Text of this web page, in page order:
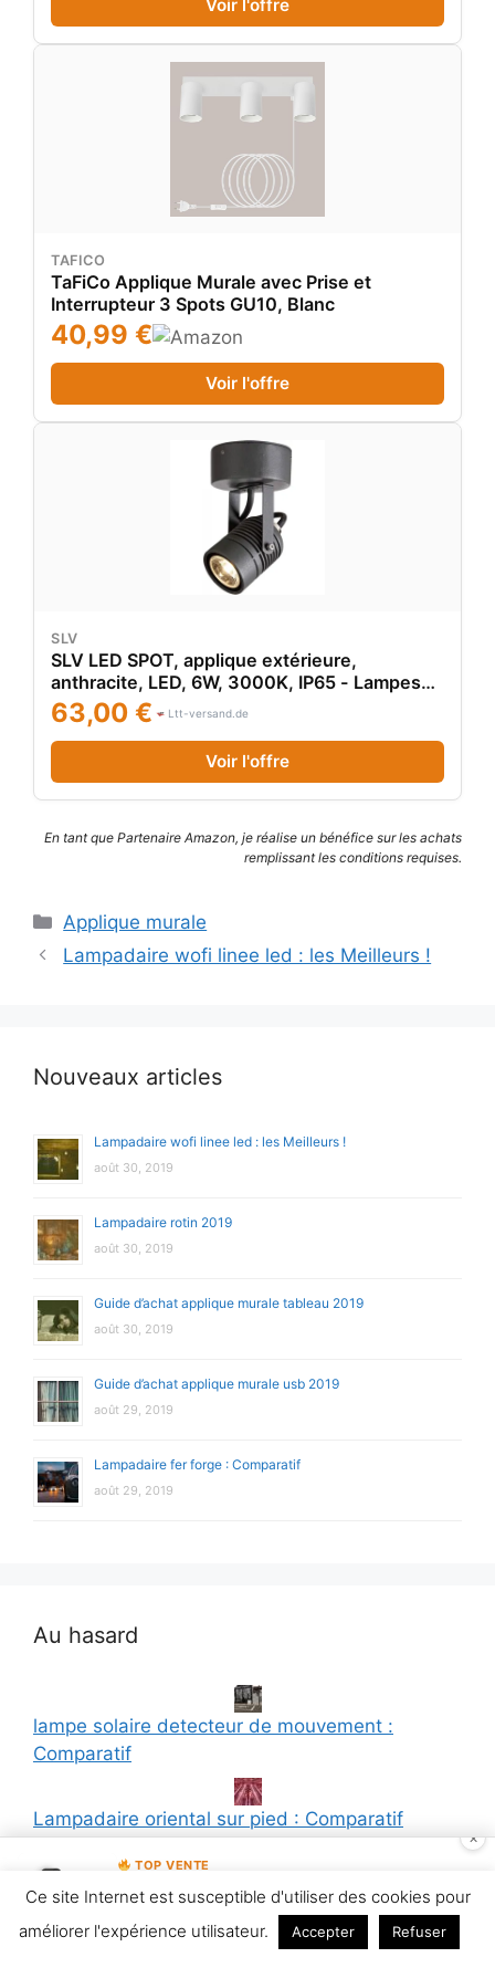
Voir l'offre
TAFICO
TaFiCo Applique Murale avec Prise et
Interrupteur 3 Spots GU10, Blanc
40,99 €
Voir l'offre
SLV
SLV LED SPOT, applique extérieure,
anthracite, LED, 6W, 3000K, IP65 - Lampes
sur pied, murales et de plafond (extérieur)
63,00 € Ltt-versand.de
Voir l'offre
En tant que Partenaire Amazon, je réalise un bénéfice sur les achats
remplissant les conditions requises.
Catégories
Applique murale
Lampadaire wofi linee led : les Meilleurs !
Nouveaux articles
Lampadaire wofi linee led : les Meilleurs !
août 30, 2019
Lampadaire rotin 2019
août 30, 2019
Guide d’achat applique murale tableau 2019
août 30, 2019
Guide d’achat applique murale usb 2019
août 29, 2019
Lampadaire fer forge : Comparatif
août 29, 2019
Au hasard
lampe solaire detecteur de mouvement :
Comparatif
Lampadaire oriental sur pied : Comparatif
Ce site Internet est susceptible d'utiliser des cookies pour
améliorer l'expérience utilisateur.
Accepter Refuser
×
TOP VENTE
Briloner - Applique réglable pour
l'intérieur, douille GU10,…
10,95 €
Voir l'offre